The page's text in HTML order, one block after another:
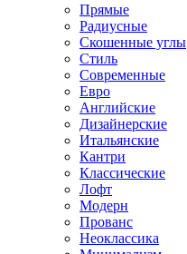
Прямые
Радиусные
Скошенные углы
Стиль
Современные
Евро
Английские
Дизайнерские
Итальянские
Кантри
Классические
Лофт
Модерн
Прованс
Неоклассика